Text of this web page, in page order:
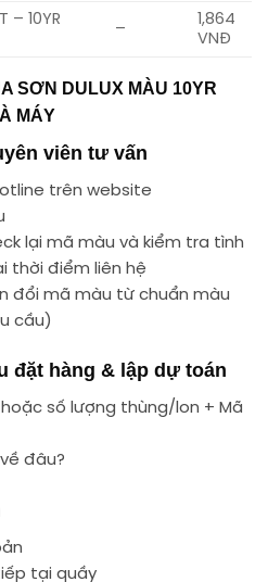
– 10YR
–
1,864
VNĐ
SƠN DULUX MÀU 10YR
MÁY
viên tư vấn
trên website
lại mã màu và kiểm tra tình
thời điểm liên hệ
đổi mã màu từ chuẩn màu
cầu)
đặt hàng & lập dự toán
số lượng thùng/lon + Mã
đâu?
tại quầy